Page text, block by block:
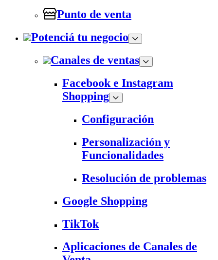
Punto de venta
Potenciá tu negocio
Canales de ventas
Facebook e Instagram
Shopping
Configuración
Personalización y
Funcionalidades
Resolución de problemas
Google Shopping
TikTok
Aplicaciones de Canales de